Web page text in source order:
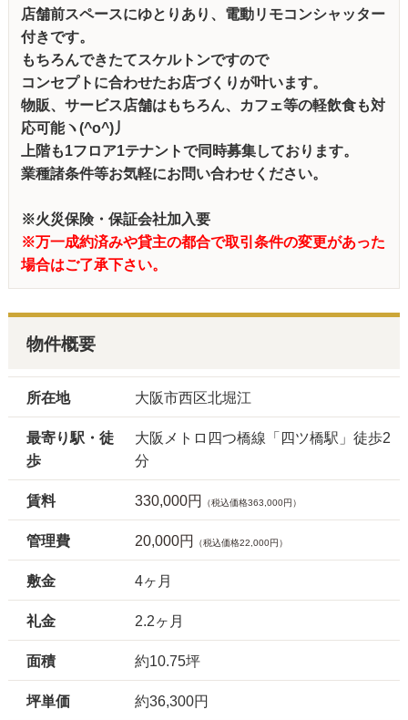
店舗前スペースにゆとりあり、電動リモコンシャッター
付きです。
もちろんできたてスケルトンですので
コンセプトに合わせたお店づくりが叶います。
物販、サービス店舗はもちろん、カフェ等の軽飲食も対
応可能ヽ(^o^)丿
上階も1フロア1テナントで同時募集しております。
業種諸条件等お気軽にお問い合わせください。
※火災保険・保証会社加入要
※万一成約済みや貸主の都合で取引条件の変更があった
場合はご了承下さい。
物件概要
所在地 大阪市西区北堀江
最寄り駅・徒
歩
大阪メトロ四つ橋線「四ツ橋駅」徒歩2
分
賃料 330,000円 （税込価格363,000円）
管理費 20,000円 （税込価格22,000円）
敷金 4ヶ月
礼金 2.2ヶ月
面積 約10.75坪
坪単価 約36,300円